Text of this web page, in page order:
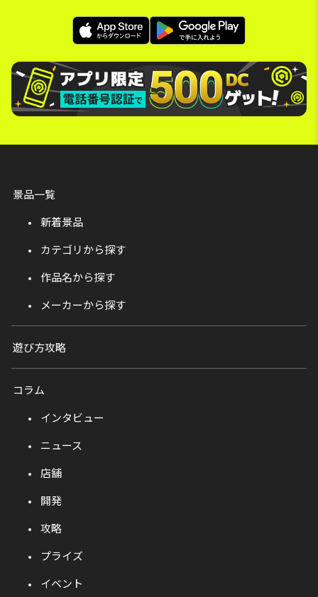
景品一覧
新着景品
カテゴリから探す
作品名から探す
メーカーから探す
遊び方攻略
コラム
インタビュー
ニュース
店舗
開発
攻略
プライズ
イベント